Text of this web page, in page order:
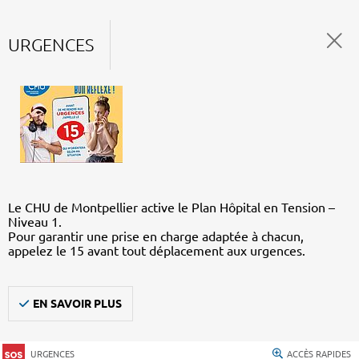
URGENCES
Le CHU de Montpellier active le Plan Hôpital en Tension –
Niveau 1.
Pour garantir une prise en charge adaptée à chacun,
appelez le 15 avant tout déplacement aux urgences.
EN SAVOIR PLUS
URGENCES ACCÈS RAPIDES